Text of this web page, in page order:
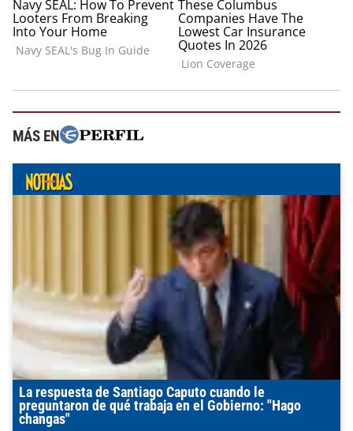
MÁS EN
La respuesta de Santiago Caputo cuando le
preguntaron de qué trabaja en el Gobierno: "Hago
changas"